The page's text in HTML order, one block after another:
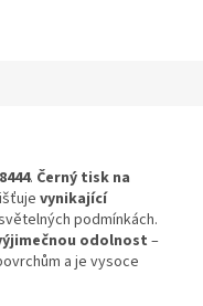
. Černý tisk na
vynikající
podmínkách.
odolnost –
a je vysoce